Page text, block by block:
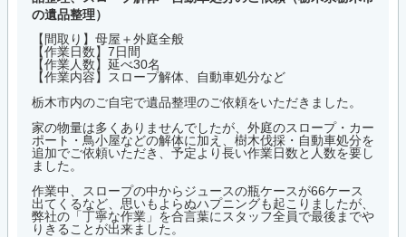
の遺品整理）
【間取り】母屋＋外庭全般
【作業日数】7日間
【作業人数】延べ30名
【作業内容】スロープ解体、自動車処分など
栃木市内のご自宅で遺品整理のご依頼をいただきました。
家の物量は多くありませんでしたが、外庭のスロープ・カー
ポート・鳥小屋などの解体に加え、樹木伐採・自動車処分を
追加でご依頼いただき、予定より長い作業日数と人数を要し
ました。
作業中、スロープの中からジュースの瓶ケースが66ケース
出てくるなど、思いもよらぬハプニングも起こりましたが、
弊社の「丁寧な作業」を合言葉にスタッフ全員で最後までや
りきることが出来ました。